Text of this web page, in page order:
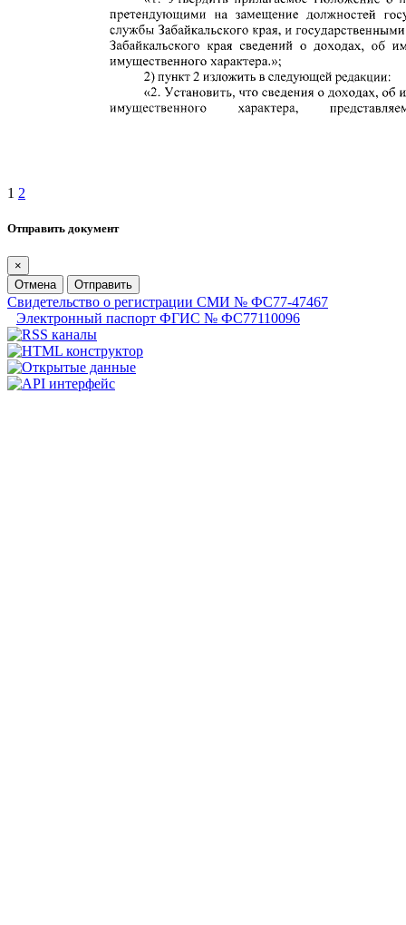
1 2
Отправить документ
×
Отмена
Отправить
Свидетельство о регистрации СМИ № ФС77-47467
Электронный паспорт ФГИС № ФС77110096